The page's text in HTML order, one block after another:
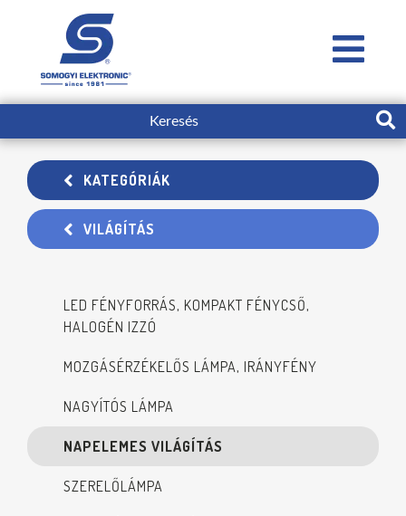
KATEGÓRIÁK
VILÁGÍTÁS
LED FÉNYFORRÁS, KOMPAKT FÉNYCSŐ,
HALOGÉN IZZÓ
MOZGÁSÉRZÉKELŐS LÁMPA, IRÁNYFÉNY
NAGYÍTÓS LÁMPA
NAPELEMES VILÁGÍTÁS
SZERELŐLÁMPA